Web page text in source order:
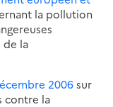
la pollution
de la
2006sur
contre la